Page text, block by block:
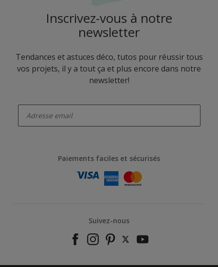
Inscrivez-vous à notre
newsletter
Tendances et astuces déco, tutos pour réussir tous
vos projets, il y a tout ça et plus encore dans notre
newsletter!
Paiements faciles et sécurisés
Suivez-nous